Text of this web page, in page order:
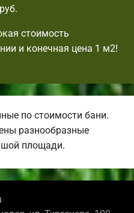
стоимость
и конечная цена 1 м2!
по стоимости бани.
разнообразные
площади.